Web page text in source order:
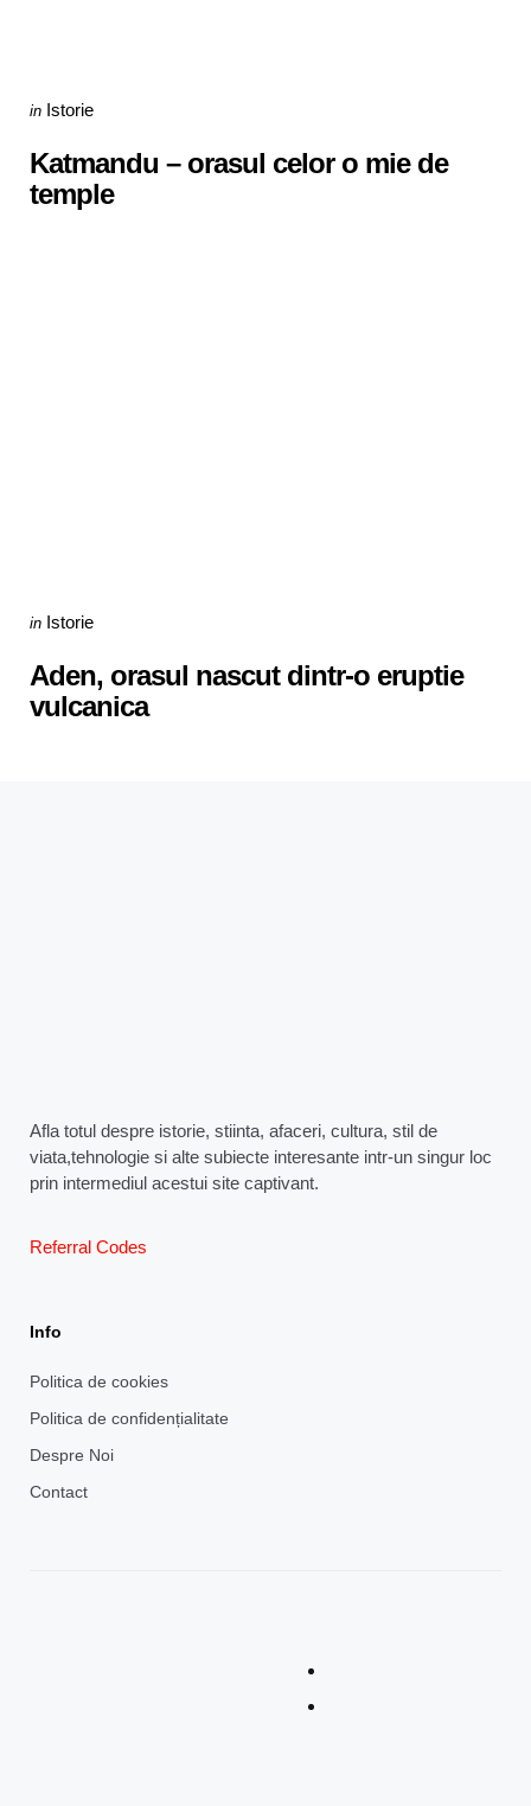
Categories
Posted
in Istorie
Katmandu – orasul celor o mie de
temple
Categories
Posted
in Istorie
Aden, orasul nascut dintr-o eruptie
vulcanica
Afla totul despre istorie, stiinta, afaceri, cultura, stil de
viata,tehnologie si alte subiecte interesante intr-un singur loc
prin intermediul acestui site captivant.
Referral Codes
Info
Politica de cookies
Politica de confidențialitate
Despre Noi
Contact